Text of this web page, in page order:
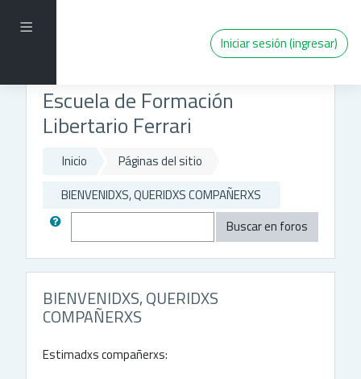
Pánel lateral
Iniciar sesión (ingresar)
Escuela de Formación
Libertario Ferrari
Inicio
Páginas del sitio
BIENVENIDXS, QUERIDXS COMPAÑERXS
Buscar
Buscar en foros
BIENVENIDXS, QUERIDXS
COMPAÑERXS
Estimadxs compañerxs: